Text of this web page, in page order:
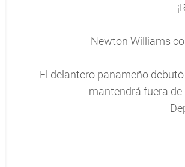
Newton Williams
El delantero panameño
mantendrá fuera
—